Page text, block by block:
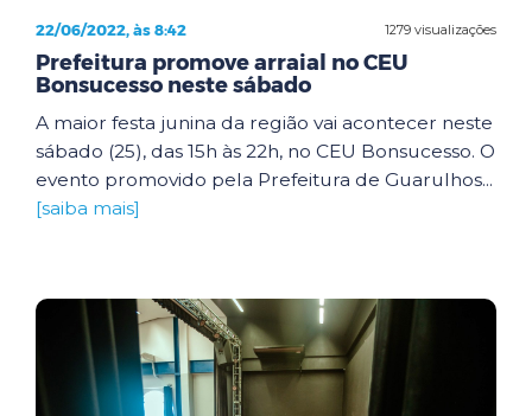
1279 visualizações
22/06/2022, às 8:42
Prefeitura promove arraial no CEU
Bonsucesso neste sábado
A maior festa junina da região vai acontecer neste
sábado (25), das 15h às 22h, no CEU Bonsucesso. O
evento promovido pela Prefeitura de Guarulhos...
[saiba mais]